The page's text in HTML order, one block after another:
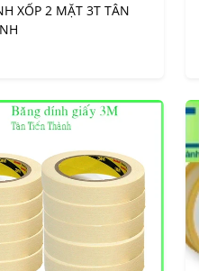
XỐP 2 MẶT 3T TÂN